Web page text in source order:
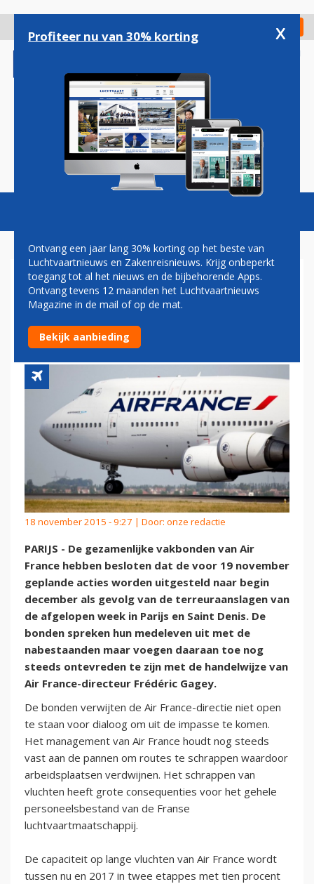
gaan
Check in
Magazine Podcasts Vacatures
VAKBONDEN AIR FRANCE
STELLEN ACTIES UIT NA
TERREURAANSLAGEN
18 november 2015 - 9:27 | Door: onze redactie
PARIJS - De gezamenlijke vakbonden van Air
France hebben besloten dat de voor 19 november
geplande acties worden uitgesteld naar begin
december als gevolg van de terreuraanslagen van
de afgelopen week in Parijs en Saint Denis. De
bonden spreken hun medeleven uit met de
nabestaanden maar voegen daaraan toe nog
steeds ontevreden te zijn met de handelwijze van
Air France-directeur Frédéric Gagey.
De bonden verwijten de Air France-directie niet open
te staan voor dialoog om uit de impasse te komen.
Het management van Air France houdt nog steeds
vast aan de pannen om routes te schrappen waardoor
arbeidsplaatsen verdwijnen. Het schrappen van
vluchten heeft grote consequenties voor het gehele
personeelsbestand van de Franse
luchtvaartmaatschappij.
De capaciteit op lange vluchten van Air France wordt
tussen nu en 2017 in twee etappes met tien procent
Profiteer nu van 30% korting x
Ontvang een jaar lang 30% korting op het beste van
Luchtvaartnieuws en Zakenreisnieuws. Krijg onbeperkt
toegang tot al het nieuws en de bijbehorende Apps.
Ontvang tevens 12 maanden het Luchtvaartnieuws
Magazine in de mail of op de mat.
Bekijk aanbieding